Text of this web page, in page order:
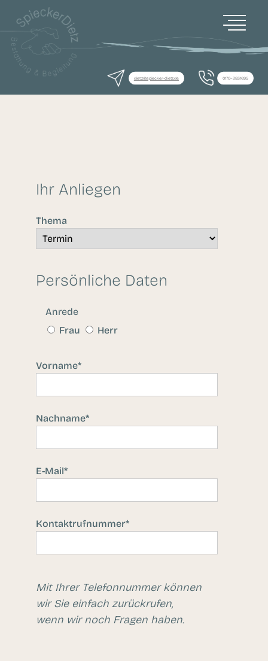
dietz@spiecker-dietz.de 0170–3831695
Ihr Anliegen
Thema
Persönliche Daten
Anrede
Frau
Herr
Pflichtfeld
Vorname*
Pflichtfeld
Nachname*
Pflichtfeld
E-Mail*
Pflichtfeld
Kontaktrufnummer*
Mit Ihrer Telefonnummer können
wir Sie einfach zurückrufen,
wenn wir noch Fragen haben.